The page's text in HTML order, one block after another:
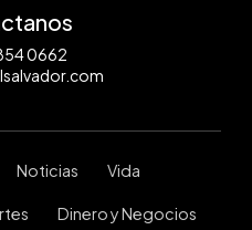
0662
Noticias Vida
Dinero y Negocios